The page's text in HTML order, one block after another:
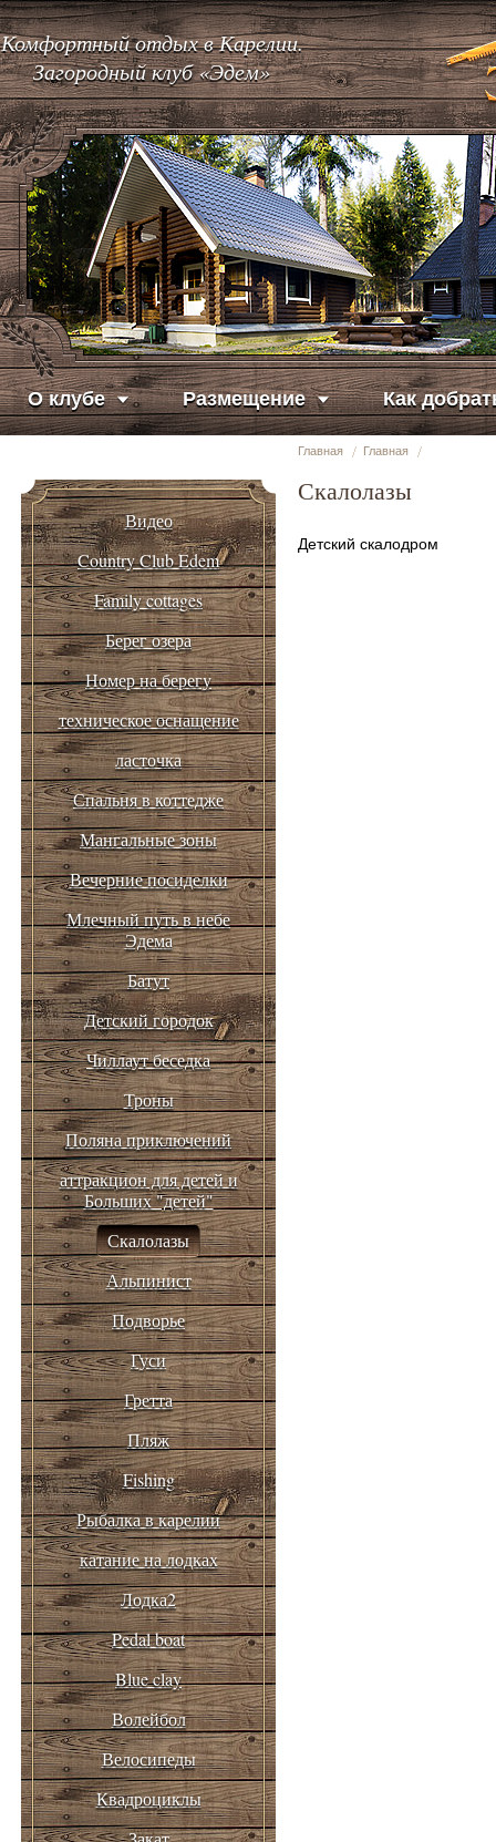
Комфортный отдых в Карелии.
Загородный клуб «Эдем»
О клубе Размещение Как
Главная Главная
Видео
Country Club Edem
Family cottages
Берег озера
Номер на берегу
техническое оснащение
ласточка
Спальня в коттедже
Мангальные зоны
Вечерние посиделки
Млечный путь в небе
Эдема
Батут
Детский городок
Чиллаут беседка
Троны
Поляна приключений
аттракцион для детей и
Больших "детей"
Скалолазы
Альпинист
Подворье
Гуси
Гретта
Пляж
Fishing
Рыбалка в карелии
катание на лодках
Лодка2
Pedal boat
Blue clay
Волейбол
Велосипеды
Квадроциклы
Скалолазы
Детский скалодром